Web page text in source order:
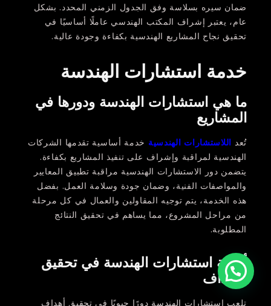
ضمان سيره بسلاسة وفق الجدول الزمني المحدد. بشكل
عام، يعتبر إشراف المكتب الهندسي عاملًا أساسيًا في
تحقيق نجاح المشاريع الهندسية بكفاءة وجودة عالية.
خدمة استشارات الهندسة
ما هي استشارات الهندسة ودورها في
المشاريع
تُعد اللاستشارات الهندسية خدمة أساسية تقدمها الشركات
الهندسية لمراقبة وإشراف على تنفيذ المشاريع بكفاءة.
يتضمن دور الاستشارات الهندسية مراقبة تطبيق المعايير
والمواصفات الفنية، وضمان جودة وسلامة العمل. بفضل
هذه الخدمة، يتم توجيه المقاولين والعمال في كل مرحلة
من مراحل المشروع، مما يساهم في تحقيق النتائج
المطلوبة.
أهمية استشارات الهندسة في تحقيق
الأهداف
تلعب استشارات الهندسة دورًا حيويًا في تحقيق أهداف